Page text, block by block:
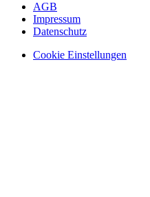
AGB
Impressum
Datenschutz
Cookie Einstellungen